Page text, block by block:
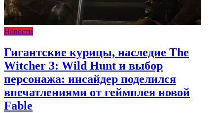
Новости
Гигантские курицы, наследие The
Witcher 3: Wild Hunt и выбор
персонажа: инсайдер поделился
впечатлениями от геймплея новой
Fable